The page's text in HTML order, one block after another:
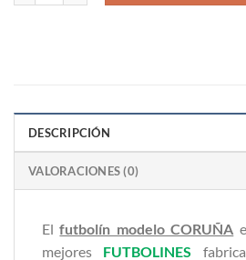
DESCRIPCIÓN
VALORACIONES (0)
Elfutbolín modelo CORUÑA
mejores FUTBOLINES